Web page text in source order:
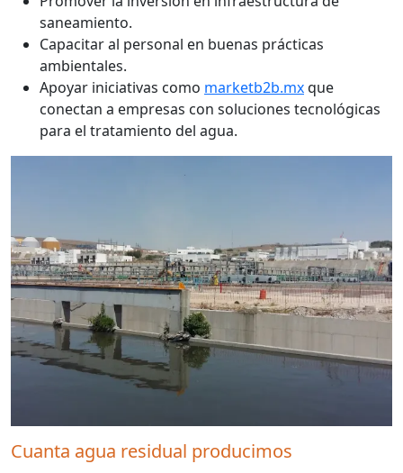
saneamiento.
Capacitar al personal en buenas prácticas
ambientales.
Apoyar iniciativas como marketb2b.mxque
conectan a empresas con soluciones tecnológicas
para el tratamiento del agua.
Cuanta agua residual producimos